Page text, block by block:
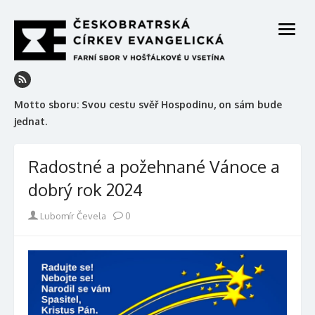
to
content
Motto sboru: Svou cestu svěř Hospodinu, on sám bude
jednat.
open
Radostné a požehnané Vánoce a
dobrý rok 2024
Author
Lubomír Čevela 0